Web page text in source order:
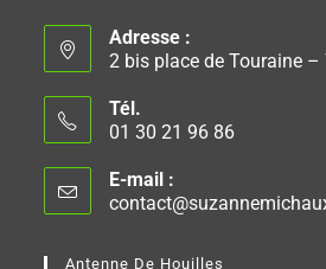
Adresse :
2 bis place de Touraine
Tél.
01 30 21 96 86
E-mail :
Antenne De Houilles